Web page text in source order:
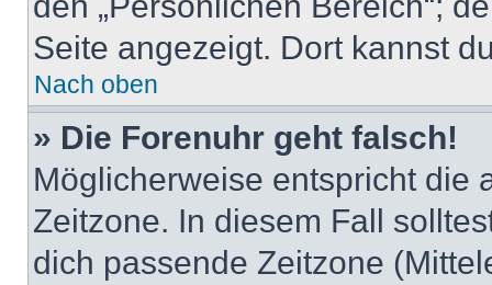
Seite angezeigt. Dort kannst
Nach oben
» Die Forenuhr geht falsch!
Möglicherweise entspricht die
Zeitzone. In diesem Fall
dich passende Zeitzone